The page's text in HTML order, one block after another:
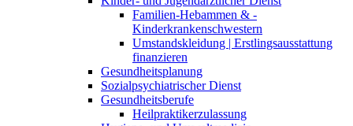
Familien-Hebammen & -
Kinderkrankenschwestern
Umstandskleidung | Erstlingsausstattung
finanzieren
Gesundheitsplanung
Sozialpsychiatrischer Dienst
Gesundheitsberufe
Heilpraktikerzulassung